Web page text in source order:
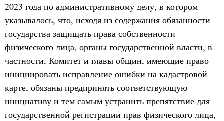
2023 года по административному делу, в котором
указывалось, что, исходя из содержания обязанности
государства защищать права собственности
физического лица, органы государственной власти, в
частности, Комитет и главы общин, имеющие право
инициировать исправление ошибки на кадастровой
карте, обязаны предпринять соответствующую
инициативу и тем самым устранить препятствие для
государственной регистрации прав физического лица,